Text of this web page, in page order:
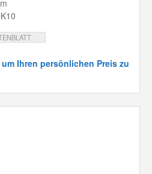
Ihren persönlichen Preis zu